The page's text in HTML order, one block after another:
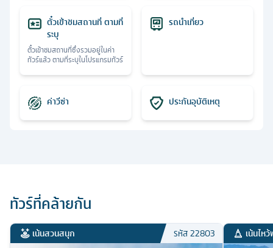
ตั๋วเข้าชมสถานที่ ตามที่
ระบุ
ตั๋วเข้าชมสถานที่ซึ่งรวมอยู่ในค่า
ทัวร์แล้ว ตามที่ระบุในโปรแกรมทัวร์
รถนำเที่ยว
ค่าวีซ่า ประกันอุบัติเหตุ
ทัวร์ที่คล้ายกัน
เน้นสวนสนุก รหัส22803 เน้นไห